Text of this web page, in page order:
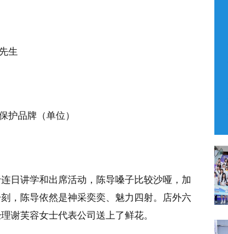
生
护品牌（单位）
日讲学和出席活动，陈导嗓子比较沙哑，加
，陈导依然是神采奕奕、魅力四射。店外六
谢芙容女士代表公司送上了鲜花。